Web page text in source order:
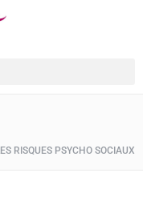
RISQUES PSYCHO SOCIAUX